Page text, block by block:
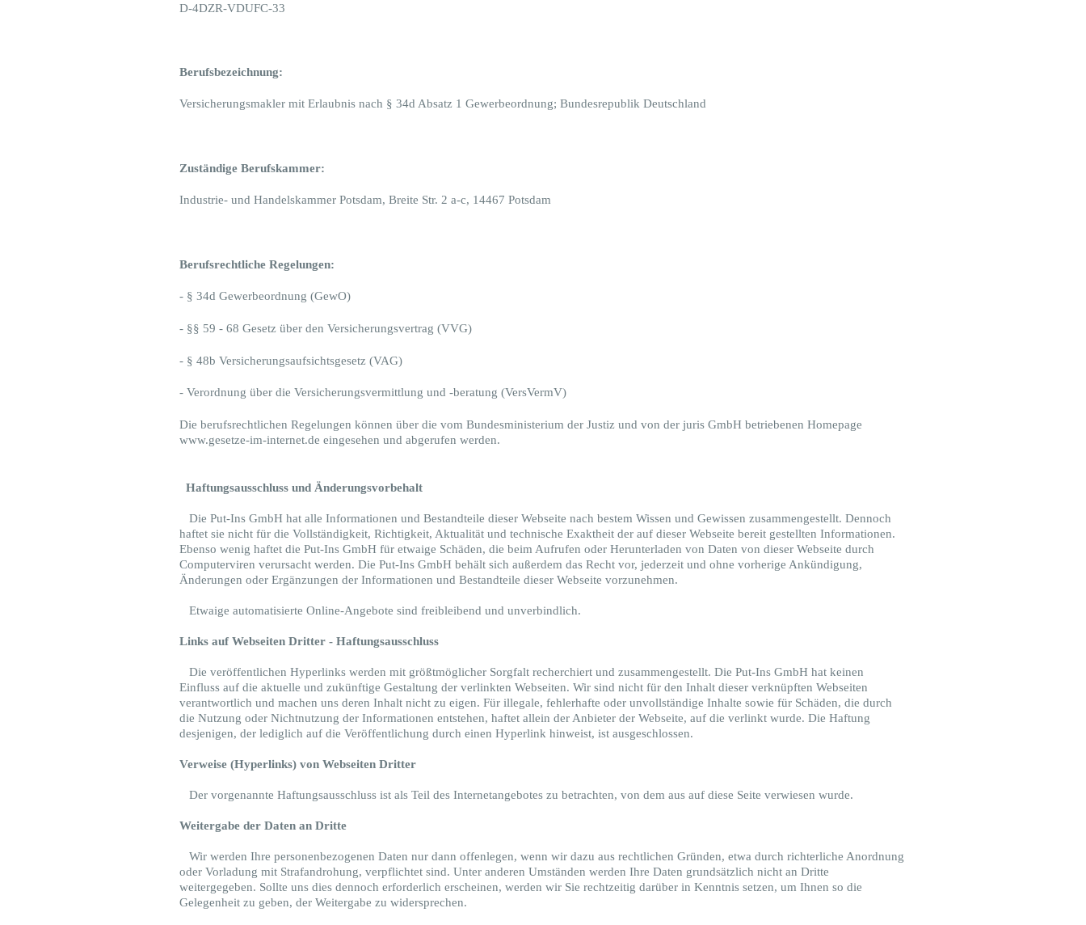
D-4DZR-VDUFC-33
Berufsbezeichnung:
Versicherungsmakler mit Erlaubnis nach § 34d Absatz 1 Gewerbeordnung; Bundesrepublik Deutschland
Zuständige Berufskammer:
Industrie- und Handelskammer Potsdam, Breite Str. 2 a-c, 14467 Potsdam
Berufsrechtliche Regelungen:
- § 34d Gewerbeordnung (GewO)
- §§ 59 - 68 Gesetz über den Versicherungsvertrag (VVG)
- § 48b Versicherungsaufsichtsgesetz (VAG)
- Verordnung über die Versicherungsvermittlung und -beratung (VersVermV)
Die berufsrechtlichen Regelungen können über die vom Bundesministerium der Justiz und von der juris GmbH betriebenen Homepage
www.gesetze-im-internet.de eingesehen und abgerufen werden.
Haftungsausschluss und Änderungsvorbehalt
Die Put-Ins GmbH hat alle Informationen und Bestandteile dieser Webseite nach bestem Wissen und Gewissen zusammengestellt. Dennoch
haftet sie nicht für die Vollständigkeit, Richtigkeit, Aktualität und technische Exaktheit der auf dieser Webseite bereit gestellten Informationen.
Ebenso wenig haftet die Put-Ins GmbH für etwaige Schäden, die beim Aufrufen oder Herunterladen von Daten von dieser Webseite durch
Computerviren verursacht werden. Die Put-Ins GmbH behält sich außerdem das Recht vor, jederzeit und ohne vorherige Ankündigung,
Änderungen oder Ergänzungen der Informationen und Bestandteile dieser Webseite vorzunehmen.
Etwaige automatisierte Online-Angebote sind freibleibend und unverbindlich.
Links auf Webseiten Dritter - Haftungsausschluss
Die veröffentlichen Hyperlinks werden mit größtmöglicher Sorgfalt recherchiert und zusammengestellt. Die Put-Ins GmbH hat keinen
Einfluss auf die aktuelle und zukünftige Gestaltung der verlinkten Webseiten. Wir sind nicht für den Inhalt dieser verknüpften Webseiten
verantwortlich und machen uns deren Inhalt nicht zu eigen. Für illegale, fehlerhafte oder unvollständige Inhalte sowie für Schäden, die durch
die Nutzung oder Nichtnutzung der Informationen entstehen, haftet allein der Anbieter der Webseite, auf die verlinkt wurde. Die Haftung
desjenigen, der lediglich auf die Veröffentlichung durch einen Hyperlink hinweist, ist ausgeschlossen.
Verweise (Hyperlinks) von Webseiten Dritter
Der vorgenannte Haftungsausschluss ist als Teil des Internetangebotes zu betrachten, von dem aus auf diese Seite verwiesen wurde.
Weitergabe der Daten an Dritte
Wir werden Ihre personenbezogenen Daten nur dann offenlegen, wenn wir dazu aus rechtlichen Gründen, etwa durch richterliche Anordnung
oder Vorladung mit Strafandrohung, verpflichtet sind. Unter anderen Umständen werden Ihre Daten grundsätzlich nicht an Dritte
weitergegeben. Sollte uns dies dennoch erforderlich erscheinen, werden wir Sie rechtzeitig darüber in Kenntnis setzen, um Ihnen so die
Gelegenheit zu geben, der Weitergabe zu widersprechen.